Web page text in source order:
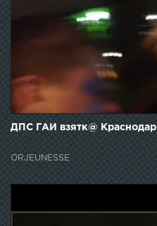
ДПС ГАИ взятк@ Краснодар
ORJEUNESSE